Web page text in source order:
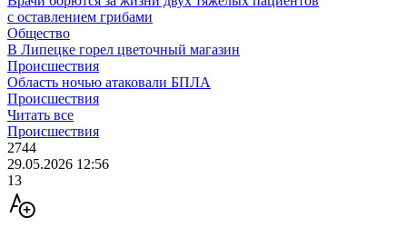
с оставлением грибами
Общество
В Липецке горел цветочный магазин
Происшествия
Область ночью атаковали БПЛА
Происшествия
Читать все
Происшествия
2744
29.05.2026 12:56
13